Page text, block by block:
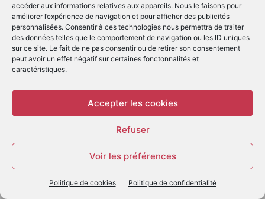
accéder aux informations relatives aux appareils. Nous le faisons pour
améliorer l’expérience de navigation et pour afficher des publicités
personnalisées. Consentir à ces technologies nous permettra de traiter
des données telles que le comportement de navigation ou les ID uniques
sur ce site. Le fait de ne pas consentir ou de retirer son consentement
peut avoir un effet négatif sur certaines fonctonnalités et
caractéristiques.
Accepter les cookies
Refuser
Voir les préférences
Politique de cookies Politique de confidentialité